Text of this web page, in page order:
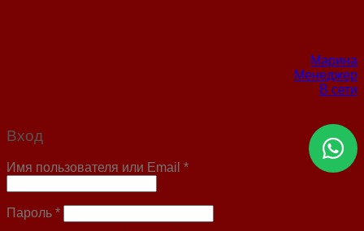
Марина
Менеджер
В сети
Вход
Имя пользователя или Email *
Пароль *